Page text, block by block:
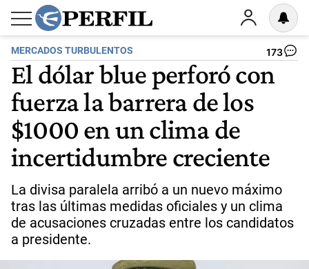
MERCADOS TURBULENTOS 173
El dólar blue perforó con
fuerza la barrera de los
$1000 en un clima de
incertidumbre creciente
La divisa paralela arribó a un nuevo máximo
tras las últimas medidas oficiales y un clima
de acusaciones cruzadas entre los candidatos
a presidente.